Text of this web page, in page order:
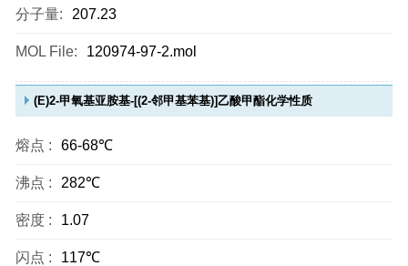
分子量: 207.23
MOL File: 120974-97-2.mol
(E)2-甲氧基亚胺基-[(2-邻甲基苯基)]乙酸甲酯化学性质
熔点 : 66-68℃
沸点 : 282℃
密度 : 1.07
闪点 : 117℃